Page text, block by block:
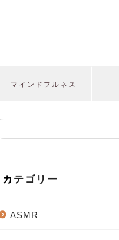
マインドフルネス
カテゴリー
ASMR